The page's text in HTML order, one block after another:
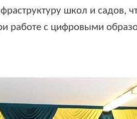
школ и садов,
работе с цифровыми